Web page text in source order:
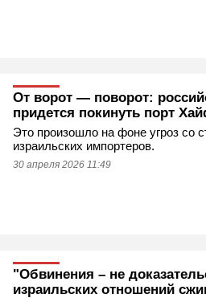
От ворот — поворот:
придется покинуть порт
Это произошло на фоне угроз со
израильских импортеров.
30 апреля 2026 11:49
"Обвинения – не
израильских отношений